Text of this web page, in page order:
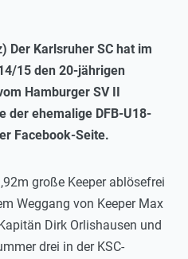
Der Karlsruher SC hat im
15 den 20-jährigen
Hamburger SV II
der ehemalige DFB-U18-
Facebook-Seite.
große Keeper ablösefrei
Weggang von Keeper Max
Dirk Orlishausen und
drei in der KSC-